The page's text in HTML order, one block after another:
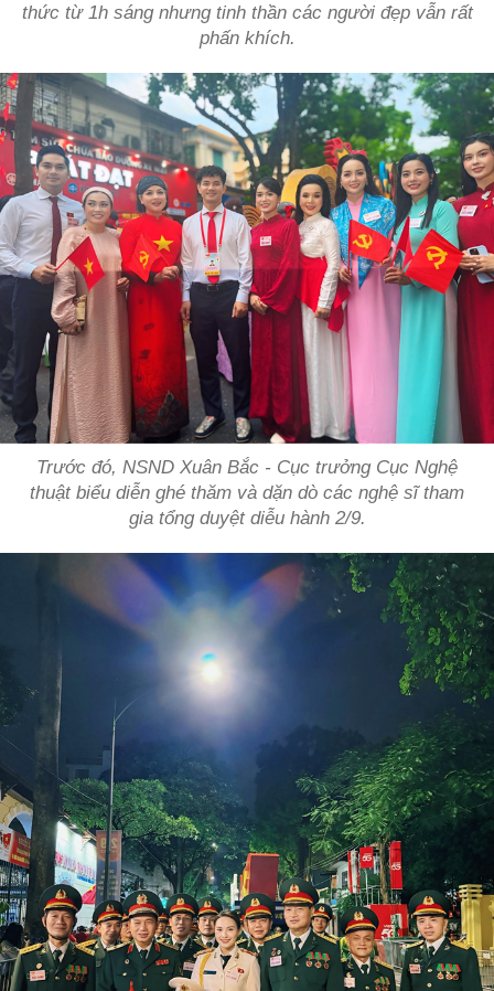
thức từ 1h sáng nhưng tinh thần các người đẹp vẫn rất
phấn khích.
Trước đó, NSND Xuân Bắc - Cục trưởng Cục Nghệ
thuật biểu diễn ghé thăm và dặn dò các nghệ sĩ tham
gia tổng duyệt diễu hành 2/9.